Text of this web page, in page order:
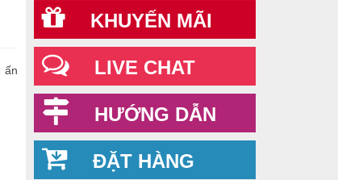
ấn
KHUYẾN MÃI
LIVE CHAT
HƯỚNG DẪN
ĐẶT HÀNG